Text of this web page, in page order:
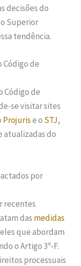
decisões do
Superior
tendência.
Código de
Código de
se visitar sites
Projurise o STJ,
atualizadas do
por
recentes
das medidas
que abordam
o Artigo 3º-F.
processuais